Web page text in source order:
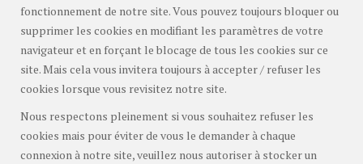
fonctionnement de notre site. Vous pouvez toujours bloquer ou
supprimer les cookies en modifiant les paramètres de votre
navigateur et en forçant le blocage de tous les cookies sur ce
site. Mais cela vous invitera toujours à accepter / refuser les
cookies lorsque vous revisitez notre site.
Nous respectons pleinement si vous souhaitez refuser les
cookies mais pour éviter de vous le demander à chaque
connexion à notre site, veuillez nous autoriser à stocker un